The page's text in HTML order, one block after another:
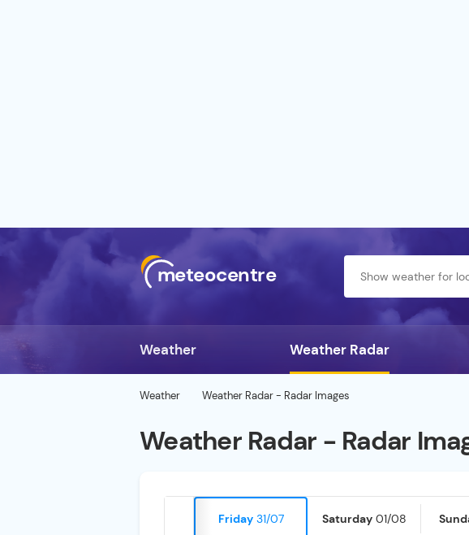
meteocentre
Weather Weather Radar
Weather Weather Radar - Radar Images
Weather Radar - Radar
Friday 31/07 Saturday 01/08